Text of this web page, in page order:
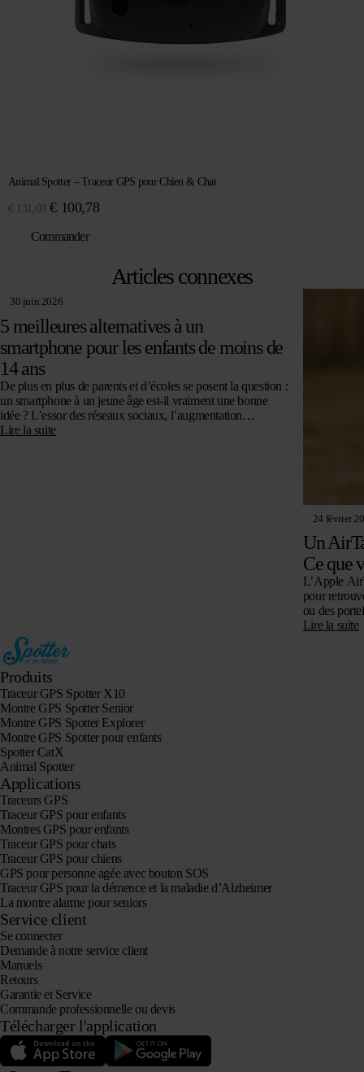
Animal Spotter – Traceur GPS pour Chien & Chat
€ 131,03 Le
initial
€ 100,78Le
€ 100,78.
Commander
Articles connexes
30 juin 2026
5 meilleures alternatives à un
smartphone pour les enfants de moins de
14 ans
De plus en plus de parents et d’écoles se posent la question :
un smartphone à un jeune âge est-il vraiment une bonne
idée ? L’essor des réseaux sociaux, l’augmentation…
Lire la suite
24 février
Un
Ce que
L’Apple
pour
ou des
Lire la suite
Produits
Traceur GPS Spotter X10
Montre GPS Spotter Senior
Montre GPS Spotter Explorer
Montre GPS Spotter pour enfants
Spotter CatX
Animal Spotter
Applications
Traceurs GPS
Traceur GPS pour enfants
Montres GPS pour enfants
Traceur GPS pour chats
Traceur GPS pour chiens
GPS pour personne agée avec bouton SOS
Traceur GPS pour la démence et la maladie d’Alzheimer
La montre alarme pour seniors
Service client
Se connecter
Demande à notre service client
Manuels
Retours
Garantie et Service
Commande professionnelle ou devis
Télécharger l'application